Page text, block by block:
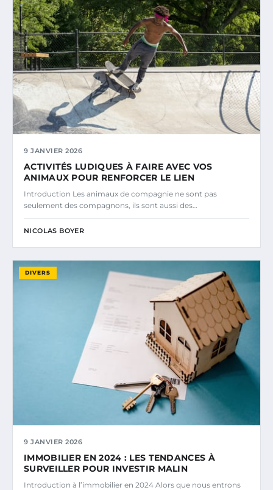
9 JANVIER 2026
ACTIVITÉS LUDIQUES À FAIRE AVEC VOS
ANIMAUX POUR RENFORCER LE LIEN
Introduction Les animaux de compagnie ne sont pas
seulement des compagnons, ils sont aussi des…
NICOLAS BOYER
DIVERS
9 JANVIER 2026
IMMOBILIER EN 2024 : LES TENDANCES À
SURVEILLER POUR INVESTIR MALIN
Introduction à l’immobilier en 2024 Alors que nous entrons